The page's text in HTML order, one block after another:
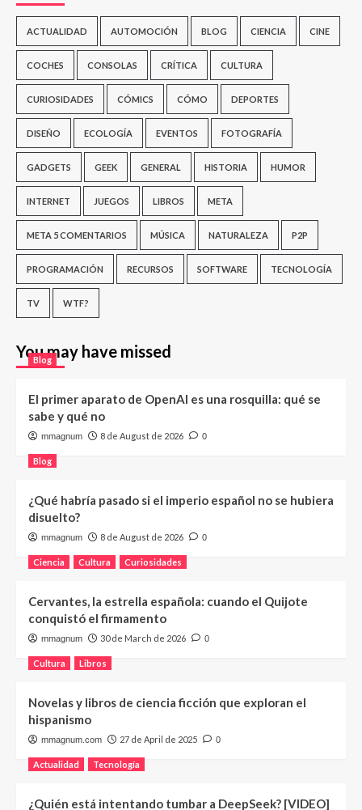
ACTUALIDAD AUTOMOCIÓN BLOG CIENCIA CINE
COCHES CONSOLAS CRÍTICA CULTURA
CURIOSIDADES CÓMICS CÓMO DEPORTES
DISEÑO ECOLOGÍA EVENTOS FOTOGRAFÍA
GADGETS GEEK GENERAL HISTORIA HUMOR
INTERNET JUEGOS LIBROS META
META 5 COMENTARIOS MÚSICA NATURALEZA P2P
PROGRAMACIÓN RECURSOS SOFTWARE TECNOLOGÍA
TV WTF?
You may have missed
Blog
El primer aparato de OpenAI es una rosquilla: qué se
sabe y qué no
mmagnum 8 de August de 2026 0
Blog
¿Qué habría pasado si el imperio español no se hubiera
disuelto?
mmagnum 8 de August de 2026 0
Ciencia Cultura Curiosidades
Cervantes, la estrella española: cuando el Quijote
conquistó el firmamento
mmagnum 30 de March de 2026 0
Cultura Libros
Novelas y libros de ciencia ficción que exploran el
hispanismo
mmagnum.com 27 de April de 2025 0
Actualidad Tecnología
¿Quién está intentando tumbar a DeepSeek? [VIDEO]